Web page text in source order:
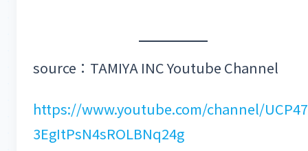
source：TAMIYA INC Youtube Channel
https://www.youtube.com/channel/UCP47
3EgItPsN4sROLBNq24g